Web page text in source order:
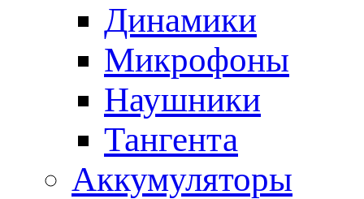
Динамики
Микрофоны
Наушники
Тангента
Аккумуляторы